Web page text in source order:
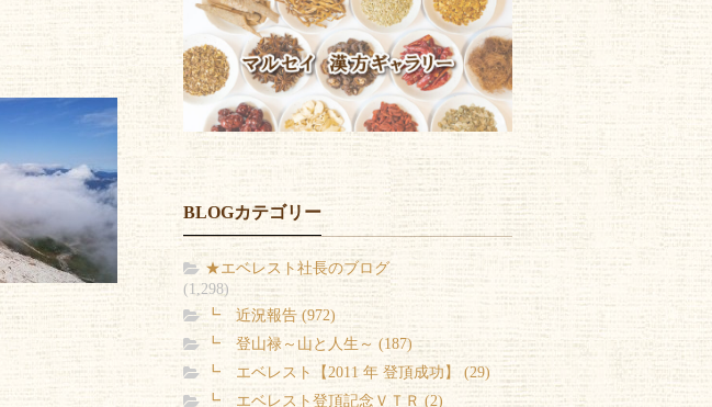
BLOGカテゴリー
★エベレスト社長のブログ
(1,298)
┗ 近況報告 (972)
┗ 登山禄～山と人生～ (187)
┗ エベレスト【2011 年 登頂成功】 (29)
┗ エベレスト登頂記念ＶＴＲ (2)